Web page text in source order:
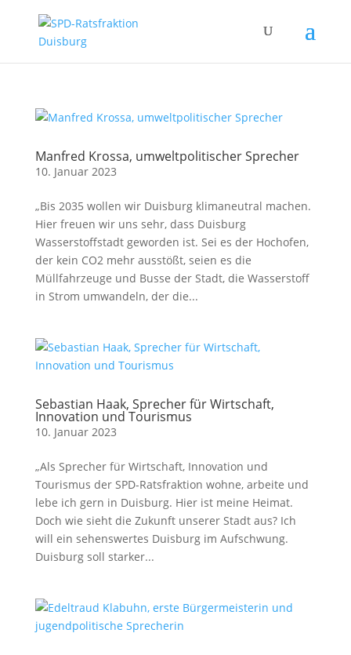
Manfred Krossa, umweltpolitischer Sprecher
10. Januar 2023
„Bis 2035 wollen wir Duisburg klimaneutral machen.
Hier freuen wir uns sehr, dass Duisburg
Wasserstoffstadt geworden ist. Sei es der Hochofen,
der kein CO2 mehr ausstößt, seien es die
Müllfahrzeuge und Busse der Stadt, die Wasserstoff
in Strom umwandeln, der die...
Sebastian Haak, Sprecher für Wirtschaft,
Innovation und Tourismus
10. Januar 2023
„Als Sprecher für Wirtschaft, Innovation und
Tourismus der SPD-Ratsfraktion wohne, arbeite und
lebe ich gern in Duisburg. Hier ist meine Heimat.
Doch wie sieht die Zukunft unserer Stadt aus? Ich
will ein sehenswertes Duisburg im Aufschwung.
Duisburg soll starker...